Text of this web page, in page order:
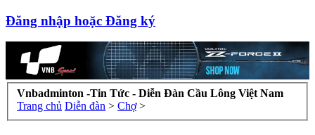
Đăng nhập hoặc Đăng ký
Vnbadminton -Tin Tức - Diễn Đàn Cầu Lông Việt Nam
Trang chủ Diễn đàn > Chợ >